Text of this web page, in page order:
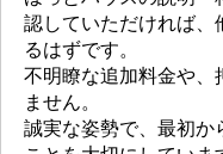
認していただければ
るはずです。
不明瞭な追加料金や、
ません。
誠実な姿勢で、最初か